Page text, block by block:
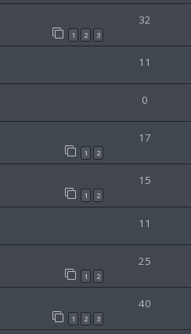
1 2 3
32
11
0
1 2
17
1 2
15
11
1 2
25
1 2 3
40